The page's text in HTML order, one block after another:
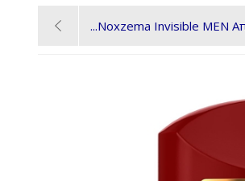
Noxzema Invisible MEN